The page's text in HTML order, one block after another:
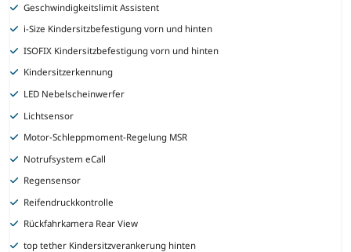
Geschwindigkeitslimit Assistent
i-Size Kindersitzbefestigung vorn und hinten
ISOFIX Kindersitzbefestigung vorn und hinten
Kindersitzerkennung
LED Nebelscheinwerfer
Lichtsensor
Motor-Schleppmoment-Regelung MSR
Notrufsystem eCall
Regensensor
Reifendruckkontrolle
Rückfahrkamera Rear View
top tether Kindersitzverankerung hinten